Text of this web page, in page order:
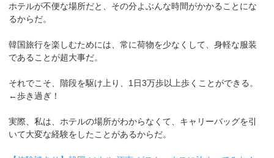
ホテルが不便な場所だと、その分よぶんな時間がかかることにな
るからだ。
韓国旅行を楽しむためには、常に荷物を少なくして、身軽な服装
であることが超大事だ。
それでこそ、階段を駆け上り、1日3万歩以上歩くことができる。
←歩き過ぎ！
実際、私は、ホテルの場所がわからなくて、キャリーバッグを引
いて大変な経験をしたことがあるからだ。